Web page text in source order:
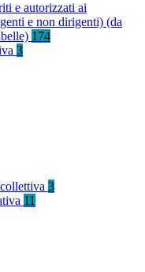
e autorizzati ai
e non dirigenti) (da
174
3
3
11